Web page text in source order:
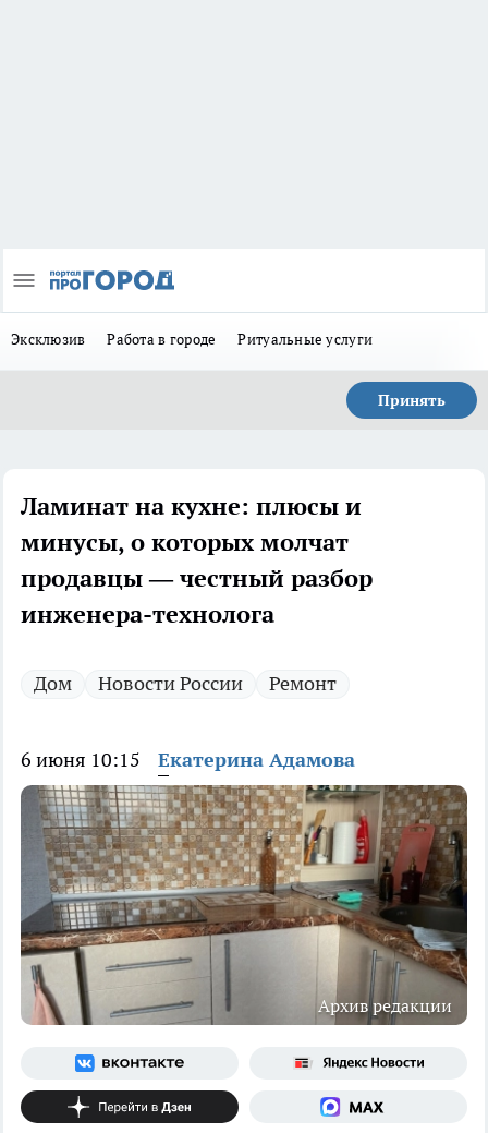
Эксклюзив Работа в городе Ритуальные услуги
Принять
Ламинат на кухне: плюсы и
минусы, о которых молчат
продавцы — честный разбор
инженера-технолога
Дом Новости России Ремонт
6 июня 10:15 Екатерина Адамова
Архив редакции